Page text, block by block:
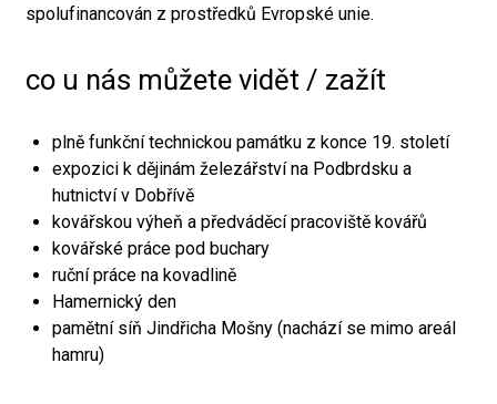
spolufinancován z prostředků Evropské unie.
co u nás můžete vidět / zažít
plně funkční technickou památku z konce 19. století
expozici k dějinám železářství na Podbrdsku a
hutnictví v Dobřívě
kovářskou výheň a předváděcí pracoviště kovářů
kovářské práce pod buchary
ruční práce na kovadlině
Hamernický den
pamětní síň Jindřicha Mošny (nachází se mimo areál
hamru)